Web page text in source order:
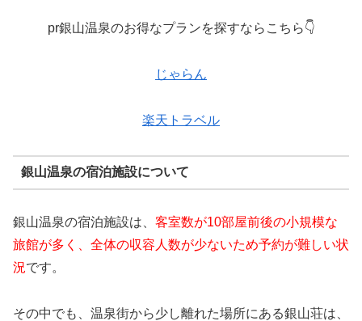
pr銀山温泉のお得なプランを探すならこちら👇
じゃらん
楽天トラベル
銀山温泉の宿泊施設について
銀山温泉の宿泊施設は、 客室数が10部屋前後の小規模な
旅館が多く、全体の収容人数が少ないため予約が難しい状
況です。
その中でも、温泉街から少し離れた場所にある銀山荘は、